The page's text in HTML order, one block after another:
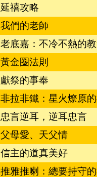
延禧攻略
我們的老師
老底嘉：不冷不熱的
黃金圈法則
獻祭的事奉
非拉非鐵：星火燎原
忠言逆耳，逆耳忠言
父母愛、天父情
信主的道真美好
推雅推喇：總要持守